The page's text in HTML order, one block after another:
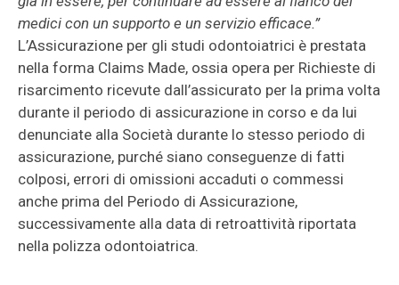
medici con un supporto e un servizio efficace.”
L’Assicurazione per gli studi odontoiatrici è prestata
nella forma Claims Made, ossia opera per Richieste di
risarcimento ricevute dall’assicurato per la prima volta
durante il periodo di assicurazione in corso e da lui
denunciate alla Società durante lo stesso periodo di
assicurazione, purché siano conseguenze di fatti
colposi, errori di omissioni accaduti o commessi
anche prima del Periodo di Assicurazione,
successivamente alla data di retroattività riportata
nella polizza odontoiatrica.